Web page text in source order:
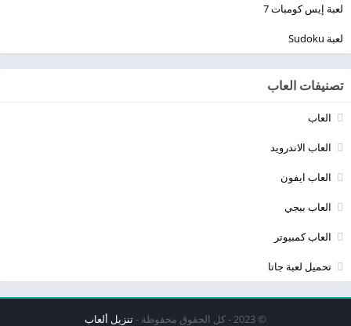
لعبة إيس كومبات 7
لعبة Sudoku
تصنيفات العاب
العاب
العاب الاندرويد
العاب ايفون
العاب ببجي
العاب كمبيوتر
تحميل لعبة جاتا
© 2023 - كل الحقوق محفوظة - تنزيل ألعاب